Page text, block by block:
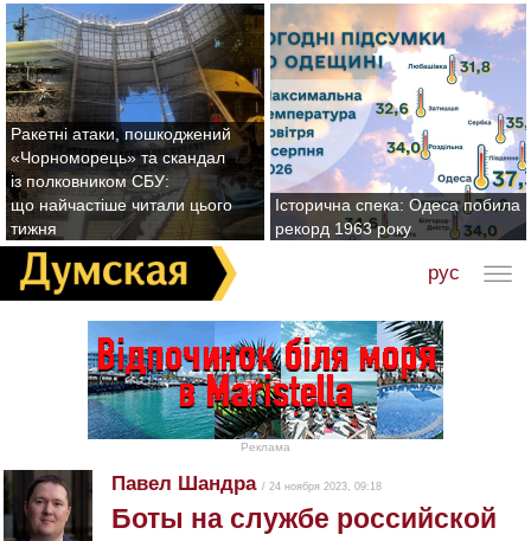
Ракетні атаки, пошкоджений
«Чорноморець» та скандал
із полковником СБУ:
що найчастіше читали цього
тижня
Історична спека: Одеса побила
рекорд 1963 року
рус
Реклама
Павел Шандра / 24 ноября 2023, 09:18
Боты на службе российской